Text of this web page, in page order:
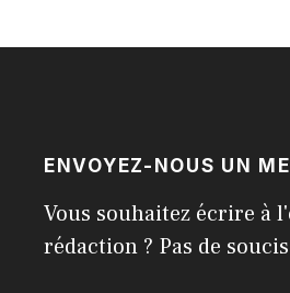
ENVOYEZ-NOUS UN
Vous souhaitez écrire à
rédaction ? Pas de